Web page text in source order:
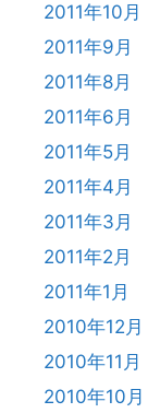
2011年10月
2011年9月
2011年8月
2011年6月
2011年5月
2011年4月
2011年3月
2011年2月
2011年1月
2010年12月
2010年11月
2010年10月